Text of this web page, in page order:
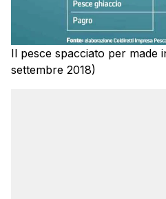
Il pesce spacciato per made
settembre 2018)